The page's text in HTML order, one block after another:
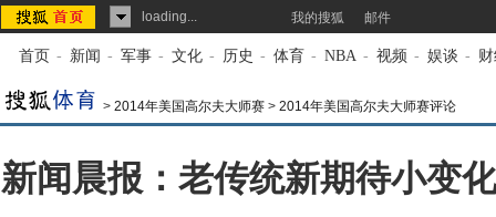
loading... 我的搜狐 邮件
首页 - 新闻 - 军事 - 文化 - 历史 - 体育 - NBA - 视频 - 娱谈 -
> 2014年美国高尔夫大师赛 > 2014年美国高尔夫大师赛评论
新闻晨报：老传统新期待小变